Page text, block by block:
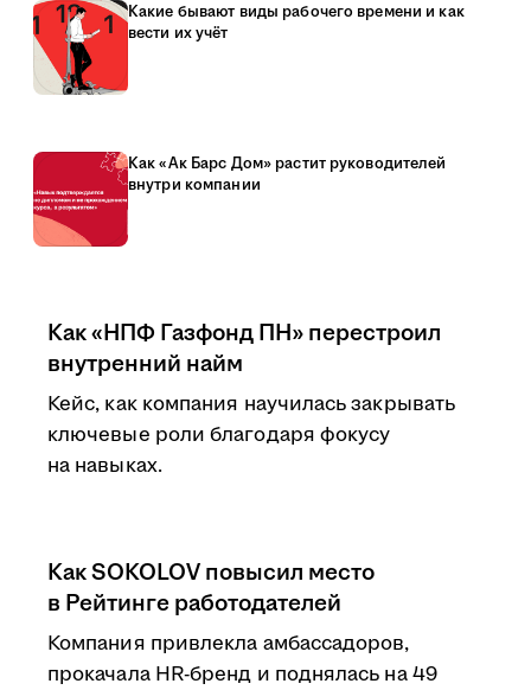
Какие бывают виды рабочего времени и как
вести их учёт
Как «Ак Барс Дом» растит руководителей
внутри компании
Как «НПФ Газфонд ПН» перестроил
внутренний найм
Кейс, как компания научилась закрывать
ключевые роли благодаря фокусу
на навыках.
Как SOKOLOV повысил место
в Рейтинге работодателей
Компания привлекла амбассадоров,
прокачала HR-бренд и поднялась на 49